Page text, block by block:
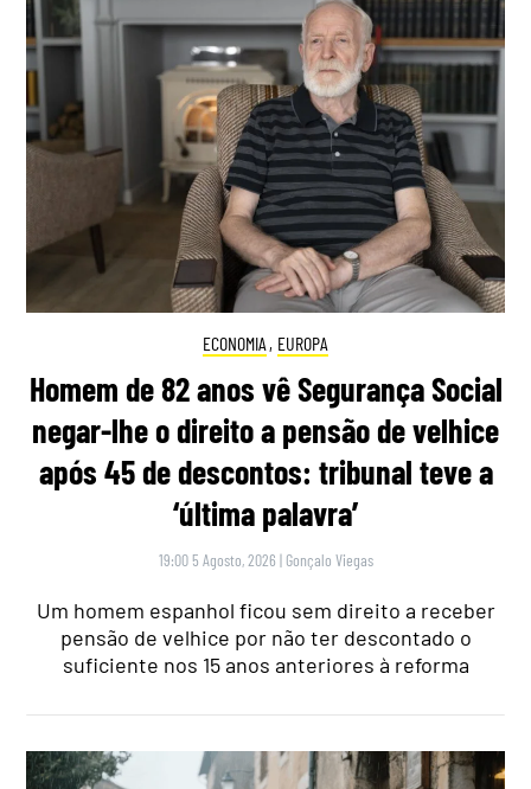
ECONOMIA , EUROPA
Homem de 82 anos vê Segurança Social
negar-lhe o direito a pensão de velhice
após 45 de descontos: tribunal teve a
‘última palavra’
19:00 5 Agosto, 2026 | Gonçalo Viegas
Um homem espanhol ficou sem direito a receber
pensão de velhice por não ter descontado o
suficiente nos 15 anos anteriores à reforma